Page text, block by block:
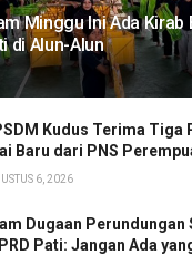
Minggu Ini Ada Kirab
di Alun-Alun
Kudus Terima Tiga
Baru dari PNS
6, 2026
Dugaan Perundungan
Pati: Jangan Ada